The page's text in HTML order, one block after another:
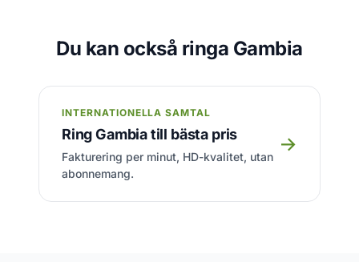
Du kan också ringa Gambia
INTERNATIONELLA SAMTAL
Ring Gambia till bästa pris
Fakturering per minut, HD-kvalitet, utan
abonnemang.
→